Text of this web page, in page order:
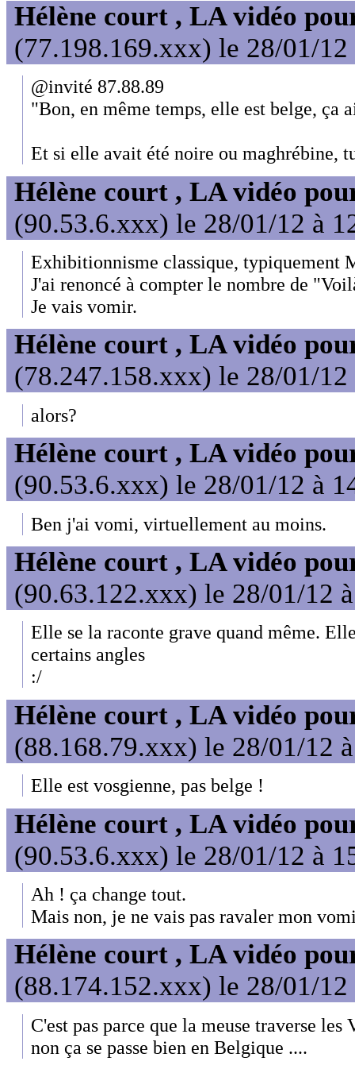
Hélène court , LA vidéo
(77.198.169.xxx) le 28/01/12
@invité 87.88.89
"Bon, en même temps, elle est belge, ça
Et si elle avait été noire ou maghrébine,
Hélène court , LA vidéo
(90.53.6.xxx) le 28/01/12 à
Exhibitionnisme classique, typiquement
J'ai renoncé à compter le nombre de
Je vais vomir.
Hélène court , LA vidéo
(78.247.158.xxx) le 28/01/12
alors?
Hélène court , LA vidéo
(90.53.6.xxx) le 28/01/12 à
Ben j'ai vomi, virtuellement au moins.
Hélène court , LA vidéo
(90.63.122.xxx) le 28/01/12
Elle se la raconte grave quand même.
certains angles
:/
Hélène court , LA vidéo
(88.168.79.xxx) le 28/01/12
Elle est vosgienne, pas belge !
Hélène court , LA vidéo
(90.53.6.xxx) le 28/01/12 à
Ah ! ça change tout.
Mais non, je ne vais pas ravaler mon
Hélène court , LA vidéo
(88.174.152.xxx) le 28/01/12
C'est pas parce que la meuse traverse les
non ça se passe bien en Belgique ....